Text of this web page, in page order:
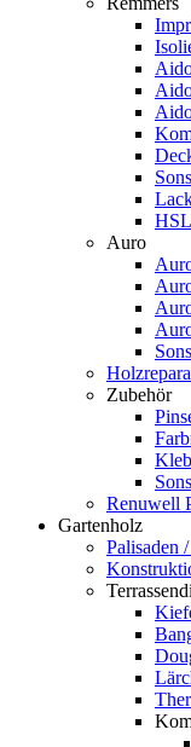
Auro
Zubehör
Renuwell
Gartenholz
Palisaden